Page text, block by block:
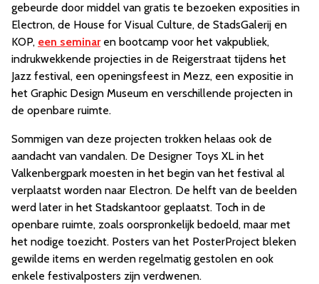
gebeurde door middel van gratis te bezoeken exposities in
Electron, de House for Visual Culture, de StadsGalerij en
KOP, een seminaren bootcamp voor het vakpubliek,
indrukwekkende projecties in de Reigerstraat tijdens het
Jazz festival, een openingsfeest in Mezz, een expositie in
het Graphic Design Museum en verschillende projecten in
de openbare ruimte.
Sommigen van deze projecten trokken helaas ook de
aandacht van vandalen. De Designer Toys XL in het
Valkenbergpark moesten in het begin van het festival al
verplaatst worden naar Electron. De helft van de beelden
werd later in het Stadskantoor geplaatst. Toch in de
openbare ruimte, zoals oorspronkelijk bedoeld, maar met
het nodige toezicht. Posters van het PosterProject bleken
gewilde items en werden regelmatig gestolen en ook
enkele festivalposters zijn verdwenen.